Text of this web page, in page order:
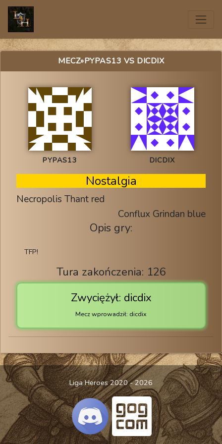
MECZ»PYPAS13 VS DICDIX
PYPAS13
Nostalgia
Necropolis Thant red
Conflux Grindan blue
Opis gry:
TFP!
Tura zakończenia: 126
Zwyciężył: dicdix
Mecz wprowadził: dicdix
DICDIX
Liga Heroes 2020 - 2026